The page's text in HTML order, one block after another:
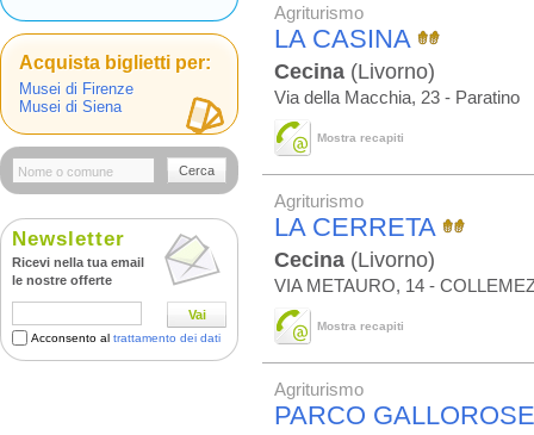
Agriturismo
LA CASINA
Cecina (Livorno)
Via della Macchia, 23 - Paratino
Mostra recapiti
Agriturismo
LA CERRETA
Cecina (Livorno)
VIA METAURO, 14 -
Mostra recapiti
Agriturismo
PARCO
Acquista biglietti per:
Musei di Firenze
Musei di Siena
Cerca
Newsletter
Ricevi nella tua email
le nostre offerte
Vai
Acconsento al trattamento dei dati